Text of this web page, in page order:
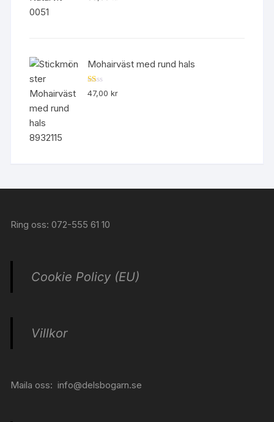
4.50av 5
Mohairväst med rund hals
B
et
47,00kr
Ring oss: 072-555 61 10
Cookie Policy (EU)
Villkor
Maila oss:info@delsbogarn.se